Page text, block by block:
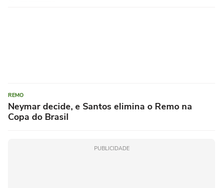
REMO
Neymar decide, e Santos elimina o Remo na
Copa do Brasil
PUBLICIDADE